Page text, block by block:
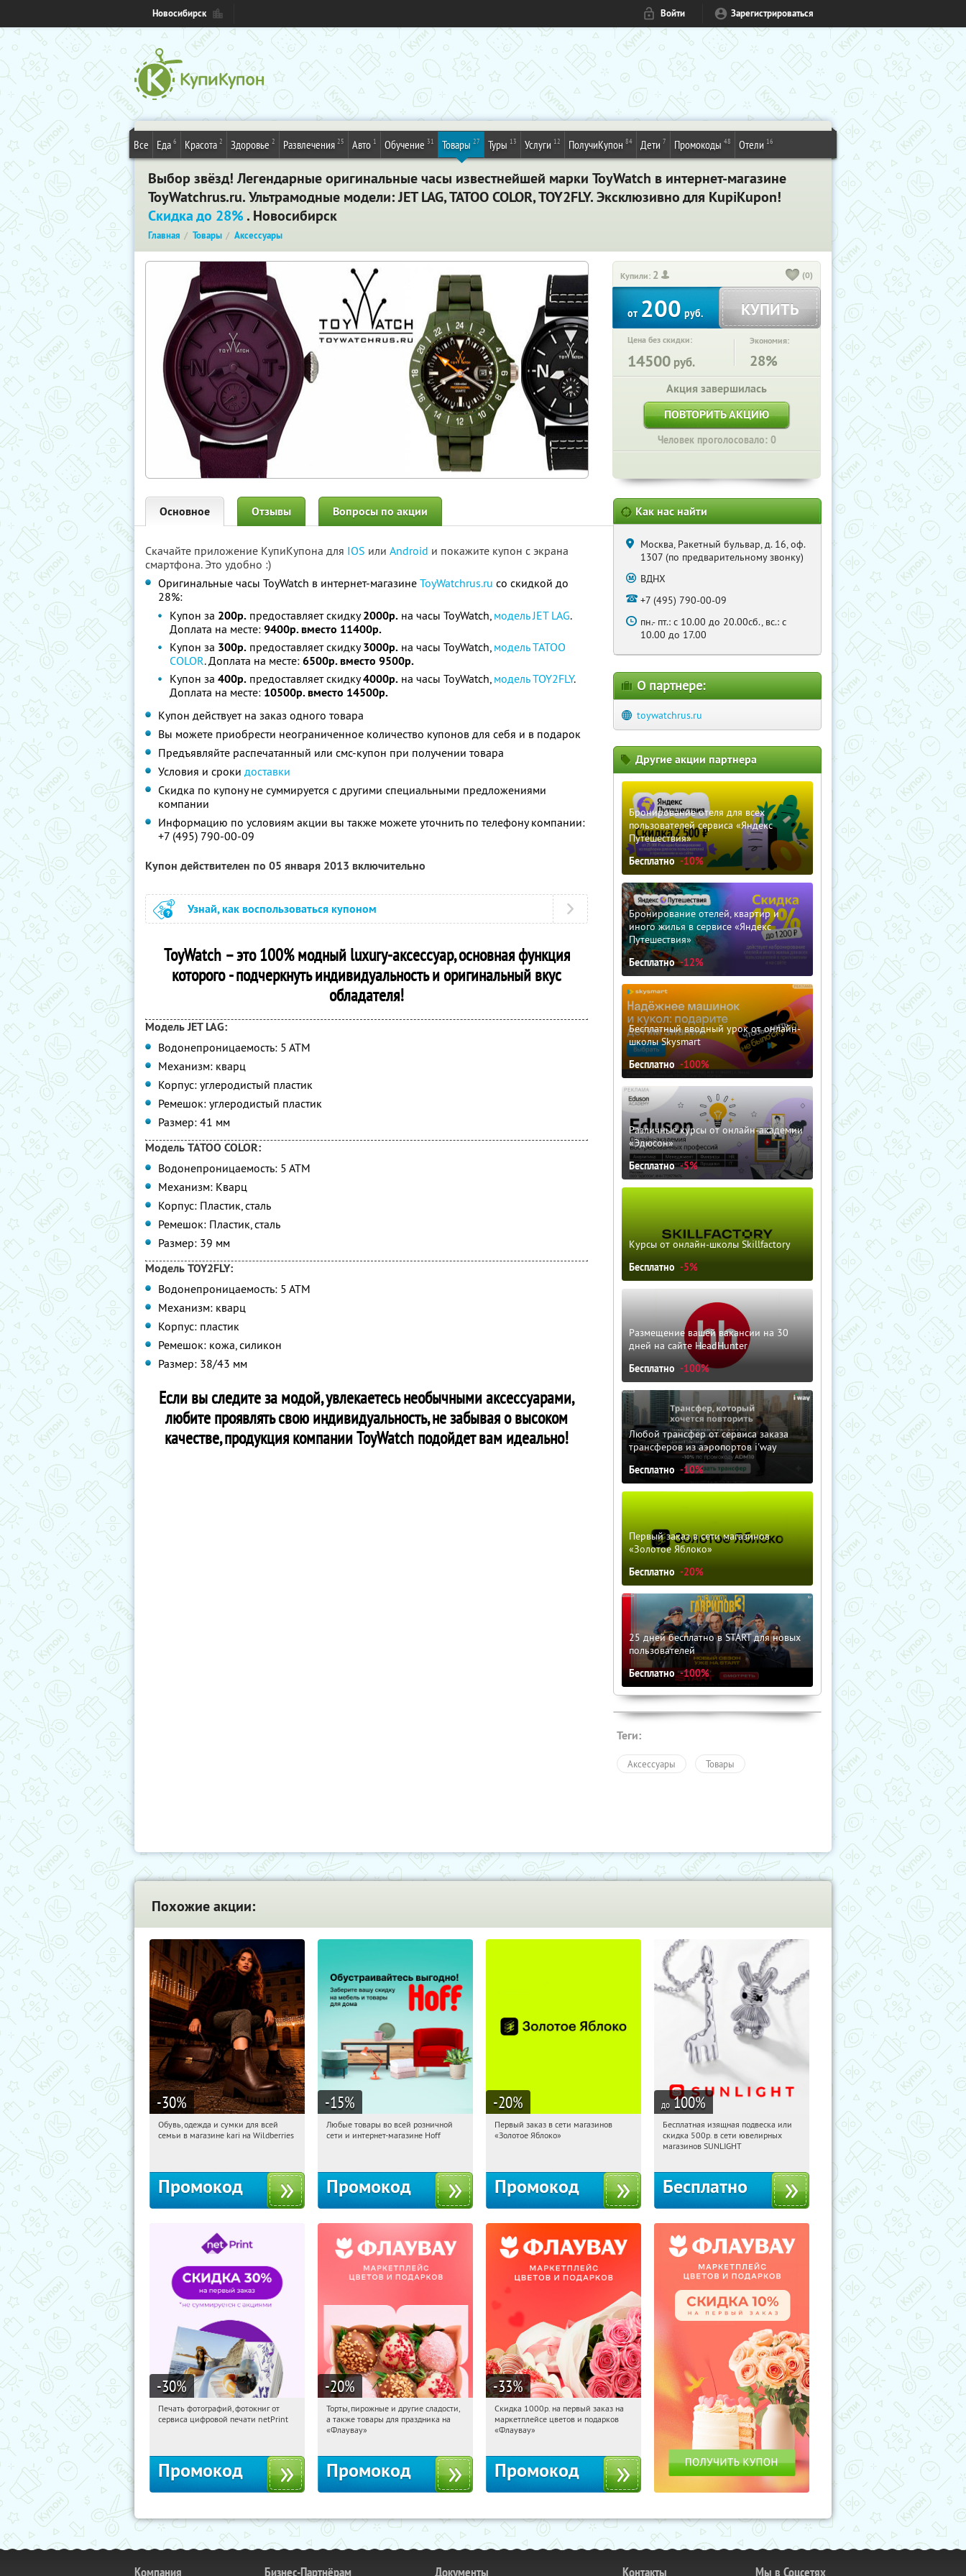
Новосибирск Войти Зарегистрироваться
Все Еда 6 Красота 2 Здоровье 2 Развлечения 25 Авто 1 Обучение 31 Товары 27 Туры 13 Услуги 12 ПолучиКупон 84 Дети 7 Промокоды 48 Отели 16
Выбор звёзд! Легендарные оригинальные часы известнейшей марки ToyWatch в интернет-магазине
ToyWatchrus.ru. Ультрамодные модели: JET LAG, TATOO COLOR, TOY2FLY. Эксклюзивно для KupiKupon!
Скидка до 28%. Новосибирск
Главная Товары Аксессуары
Купили: 2 (0)
от200руб. КУПИТЬ
Цена без скидки:
14500 руб.
Экономия:
28%
Акция завершилась
ПОВТОРИТЬ АКЦИЮ
Человек проголосовало: 0
Основное Отзывы Вопросы по акции
Скачайте приложение КупиКупона для IOS или Android и покажите купон с экрана
смартфона. Это удобно :)
Оригинальные часы ToyWatch в интернет-магазине ToyWatchrus.ru со скидкой до
28%:
Купон за 200р. предоставляет скидку2000р. на часы ToyWatch, модель JET LAG.
Доплата на месте: 9400р. вместо 11400р.
Купон за 300р. предоставляет скидку3000р. на часы ToyWatch, модель TATOO
COLOR. Доплата на месте: 6500р. вместо 9500р.
Купон за 400р. предоставляет скидку4000р. на часы ToyWatch, модель TOY2FLY.
Доплата на месте: 10500р. вместо 14500р.
Купон действует на заказ одного товара
Вы можете приобрести неограниченное количество купонов для себя и в подарок
Предъявляйте распечатанный или смс-купон при получении товара
Условия и сроки доставки
Скидка по купону не суммируется с другими специальными предложениями
компании
Информацию по условиям акции вы также можете уточнить по телефону компании:
+7 (495) 790-00-09
Купон действителен по 05 января 2013 включительно
Узнай, как воспользоваться купоном
ToyWatch – это 100% модный luxury-аксессуар, основная функция
которого - подчеркнуть индивидуальность и оригинальный вкус
обладателя!
Модель JET LAG:
Водонепроницаемость: 5 АТМ
Механизм: кварц
Корпус: углеродистый пластик
Ремешок: углеродистый пластик
Размер: 41 мм
Модель TATOO COLOR:
Водонепроницаемость: 5 АТМ
Механизм: Кварц
Корпус: Пластик, сталь
Ремешок: Пластик, сталь
Размер: 39 мм
Модель TOY2FLY:
Водонепроницаемость: 5 АТМ
Механизм: кварц
Корпус: пластик
Ремешок: кожа, силикон
Размер: 38/43 мм
Если вы следите за модой, увлекаетесь необычными аксессуарами,
любите проявлять свою индивидуальность, не забывая о высоком
качестве, продукция компании ToyWatch подойдет вам идеально!
Как нас найти
Москва, Ракетный бульвар, д. 16, оф.
1307 (по предварительному звонку)
ВДНХ
+7 (495) 790-00-09
пн.- пт.: с 10.00 до 20.00сб., вс.: с
10.00 до 17.00
О партнере:
toywatchrus.ru
Другие акции партнера
Бронирование отеля для всех
пользователей сервиса «Яндекс
Путешествия»
Бесплатно -10%
Бронирование отелей, квартир и
иного жилья в сервисе «Яндекс
Путешествия»
Бесплатно -12%
Бесплатный вводный урок от онлайн-
школы Skysmart
Бесплатно -100%
Различные курсы от онлайн-академии
«Эдюсон»
Бесплатно -5%
Курсы от онлайн-школы Skillfactory
Бесплатно -5%
Размещение вашей вакансии на 30
дней на сайте HeadHunter
Бесплатно -100%
Любой трансфер от сервиса заказа
трансферов из аэропортов i'way
Бесплатно -10%
Первый заказ в сети магазинов
«Золотое Яблоко»
Бесплатно -20%
25 дней бесплатно в START для новых
пользователей
Бесплатно -100%
Теги:
Аксессуары Товары
Похожие акции:
-30%
19:38:09 Получили:
Обувь, одежда и сумки для всей
семьи в магазине kari на Wildberries
Промокод
-15%
19:38:09 Получили:
Любые товары во всей розничной
сети и интернет-магазине Hoff
Промокод
-20%
19:38:09
Получи первым!
Первый заказ в сети магазинов
«Золотое Яблоко»
Промокод
до 100%
19:38:09 Получили:
Россия
Бесплатная изящная подвеска или
скидка 500р. в сети ювелирных
магазинов SUNLIGHT
Бесплатно
-30%
19:38:09 Получили:
Печать фотографий, фотокниг от
сервиса цифровой печати netPrint
Промокод
-20%
19:38:09 Получили:
Россия
Торты, пирожные и другие сладости,
а также товары для праздника на
«Флаувау»
Промокод
-33%
19:38:09 Получили:
Россия
Скидка 1000р. на первый заказ на
маркетплейсе цветов и подарков
«Флаувау»
Промокод
Компания Бизнес-Партнёрам Документы Контакты Мы в Соцсетях